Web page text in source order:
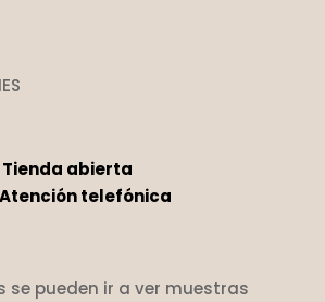
Tienda abierta
Atención telefónica
se pueden ir a ver muestras